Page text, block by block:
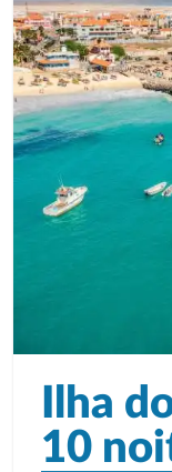
Ilha
10